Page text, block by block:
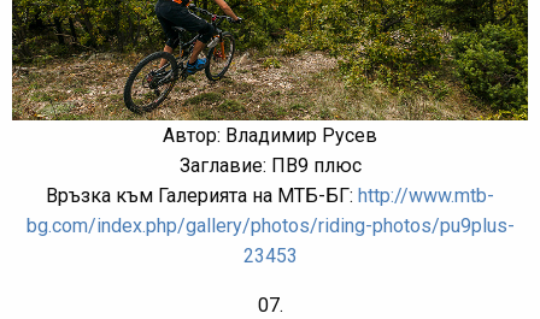
Автор: Владимир Русев
Заглавие: ПВ9 плюс
Връзка към Галерията на МТБ-БГ: http://www.mtb-
bg.com/index.php/gallery/photos/riding-photos/pu9plus-
23453
07.